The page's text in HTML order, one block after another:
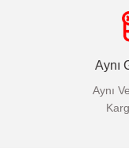
Aynı
Aynı